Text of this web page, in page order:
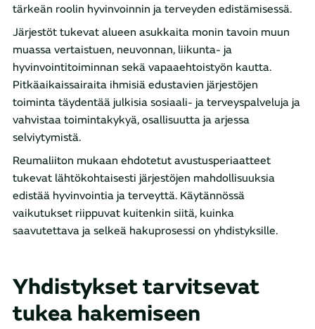
tärkeän roolin hyvinvoinnin ja terveyden edistämisessä.
Järjestöt tukevat alueen asukkaita monin tavoin muun
muassa vertaistuen, neuvonnan, liikunta- ja
hyvinvointitoiminnan sekä vapaaehtoistyön kautta.
Pitkäaikaissairaita ihmisiä edustavien järjestöjen
toiminta täydentää julkisia sosiaali- ja terveyspalveluja ja
vahvistaa toimintakykyä, osallisuutta ja arjessa
selviytymistä.
Reumaliiton mukaan ehdotetut avustusperiaatteet
tukevat lähtökohtaisesti järjestöjen mahdollisuuksia
edistää hyvinvointia ja terveyttä. Käytännössä
vaikutukset riippuvat kuitenkin siitä, kuinka
saavutettava ja selkeä hakuprosessi on yhdistyksille.
Yhdistykset tarvitsevat
tukea hakemiseen